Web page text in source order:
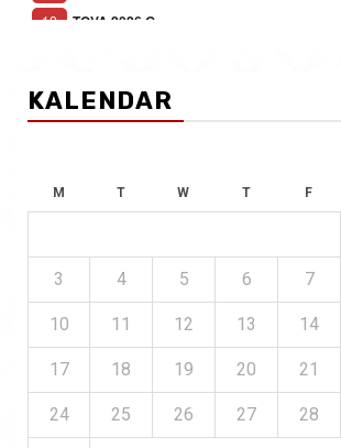
KALENDAR
M T W T F
3 4 5 6 7
10 11 12 13 14
17 18 19 20 21
24 25 26 27 28